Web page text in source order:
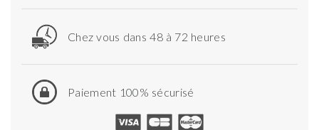
Chez vous dans 48 à 72 heures
Paiement 100% sécurisé